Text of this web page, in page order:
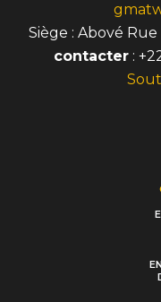
Siège : Abové
contacter :